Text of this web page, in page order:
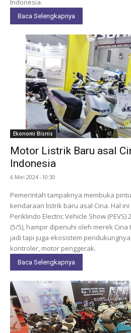
Indonesia.
Baca Selengkapnya
Ekonomi Bisnis
Motor Listrik Baru asal
Indonesia
6 Mei 2024 -10:30
Pemerintah tampaknya membuka
kendaraan listrik baru asal Cina. Hal
Periklindo Electric Vehicle Show (PEVS)
(5/5), hampir dipenuhi oleh merek
jadi tapi juga ekosistem
kontroler, motor penggerak.
Baca Selengkapnya